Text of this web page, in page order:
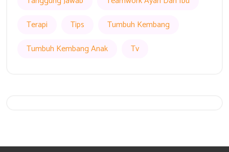
Terapi
Tips
Tumbuh Kembang
Tumbuh Kembang Anak
Tv